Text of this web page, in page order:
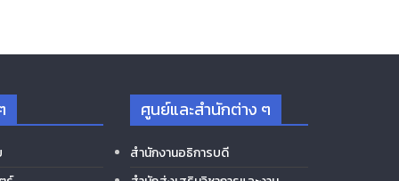
ศูนย์และสำนักต่าง ๆ
สำนักงานอธิการบดี